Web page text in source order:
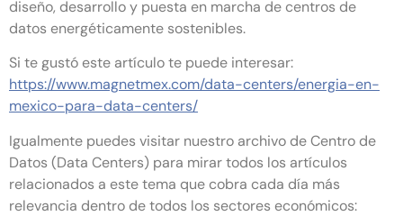
diseño, desarrollo y puesta en marcha de centros de
datos energéticamente sostenibles.
Si te gustó este artículo te puede interesar:
https://www.magnetmex.com/data-centers/energia-en-
mexico-para-data-centers/
Igualmente puedes visitar nuestro archivo de Centro de
Datos (Data Centers) para mirar todos los artículos
relacionados a este tema que cobra cada día más
relevancia dentro de todos los sectores económicos: